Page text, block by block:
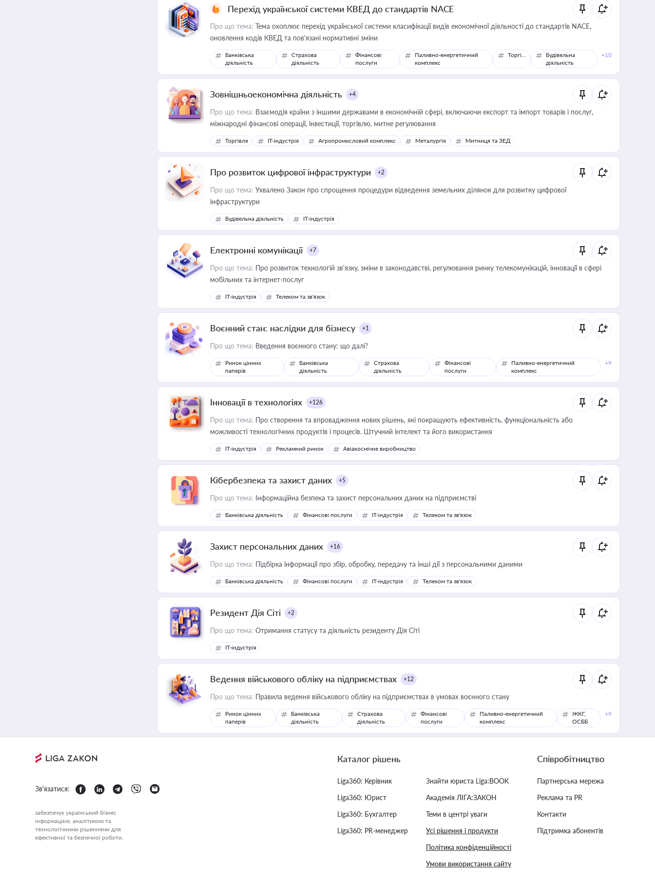
Перехід української системи КВЕД до стандартів NACE
Про що тема: Тема охоплює перехід української системи класифікації видів економічної діяльності до стандартів NACE,
оновлення кодів КВЕД та пов'язані нормативні зміни
Банківська
діяльність
Страхова
діяльність
Фінансові
послуги
Паливно-енергетичний
комплекс
Торгівля
Будівельна
діяльність
+10
Зовнішньоекономічна діяльність +4
Про що тема: Взаємодія країни з іншими державами в економічній сфері, включаючи експорт та імпорт товарів і послуг,
міжнародні фінансові операції, інвестиції, торгівлю, митне регулювання
Торгівля IT-індустрія Агропромисловий комплекс Металургія Митниця та ЗЕД
Про розвиток цифрової інфраструктури +2
Про що тема: Ухвалено Закон про спрощення процедури відведення земельних ділянок для розвитку цифрової
інфраструктури
Будівельна діяльність IT-індустрія
Електронні комунікації +7
Про що тема: Про розвиток технологій зв'язку, зміни в законодавстві, регулювання ринку телекомунікацій, інновації в сфері
мобільних та інтернет-послуг
IT-індустрія Телеком та зв'язок
Воєнний стан: наслідки для бізнесу +1
Про що тема: Введення воєнного стану: що далі?
Ринок цінних
паперів
Банківська
діяльність
Страхова
діяльність
Фінансові
послуги
Паливно-енергетичний
комплекс
+9
Інновації в технологіях +126
Про що тема: Про створення та впровадження нових рішень, які покращують ефективність, функціональність або
можливості технологічних продуктів і процесів. Штучний інтелект та його використання
IT-індустрія Рекламний ринок Авіакосмічне виробництво
Кібербезпека та захист даних +5
Про що тема: Інформаційна безпека та захист персональних даних на підприємстві
Банківська діяльність Фінансові послуги IT-індустрія Телеком та зв'язок
Захист персональних даних +16
Про що тема: Підбірка інформації про збір, обробку, передачу та інші дії з персональними даними
Банківська діяльність Фінансові послуги IT-індустрія Телеком та зв'язок
Резидент Дія Сіті +2
Про що тема: Отримання статусу та діяльність резиденту Дія Сіті
IT-індустрія
Ведення військового обліку на підприємствах +12
Про що тема: Правила ведення військового обліку на підприємствах в умовах воєнного стану
Ринок цінних
паперів
Банківська
діяльність
Страхова
діяльність
Фінансові
послуги
Паливно-енергетичний
комплекс
ЖКГ,
ОСББ
+9
Зв'язатися:
забезпечує український бізнес
інформацією, аналітикою та
технологічними рішеннями для
ефективної та безпечної роботи.
Каталог рішень
Liga360: Керівник
Liga360: Юрист
Liga360: Бухгалтер
Liga360: PR-менеджер
Знайти юриста Liga:BOOK
Академія ЛІГА:ЗАКОН
Теми в центрі уваги
Усі рішення і продукти
Політика конфіденційності
Умови використання сайту
Співробітництво
Партнерська мережа
Реклама та PR
Контакти
Підтримка абонентів